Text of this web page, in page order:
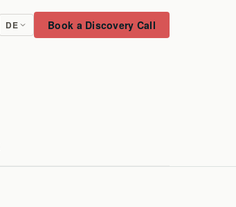
DE Book a Discovery Call